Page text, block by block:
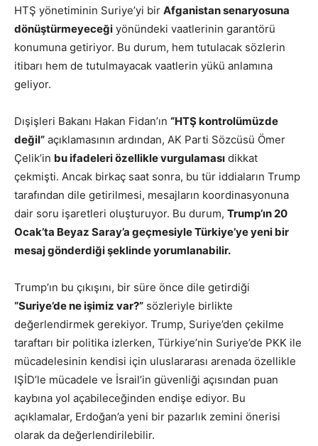
HTŞ yönetiminin Suriye’yi bir Afganistan senaryosuna
dönüştürmeyeceği yönündeki vaatlerinin garantörü
konumuna getiriyor. Bu durum, hem tutulacak sözlerin
itibarı hem de tutulmayacak vaatlerin yükü anlamına
geliyor.
Dışişleri Bakanı Hakan Fidan’ın “HTŞ kontrolümüzde
değil” açıklamasının ardından, AK Parti Sözcüsü Ömer
Çelik’in bu ifadeleri özellikle vurgulaması dikkat
çekmişti. Ancak birkaç saat sonra, bu tür iddiaların Trump
tarafından dile getirilmesi, mesajların koordinasyonuna
dair soru işaretleri oluşturuyor. Bu durum, Trump’ın 20
Ocak’ta Beyaz Saray’a geçmesiyle Türkiye’ye yeni bir
mesaj gönderdiği şeklinde yorumlanabilir.
Trump’ın bu çıkışını, bir süre önce dile getirdiği
“Suriye’de ne işimiz var?” sözleriyle birlikte
değerlendirmek gerekiyor. Trump, Suriye’den çekilme
taraftarı bir politika izlerken, Türkiye’nin Suriye’de PKK ile
mücadelesinin kendisi için uluslararası arenada özellikle
IŞİD’le mücadele ve İsrail’in güvenliği açısından puan
kaybına yol açabileceğinden endişe ediyor. Bu
açıklamalar, Erdoğan’a yeni bir pazarlık zemini önerisi
olarak da değerlendirilebilir.